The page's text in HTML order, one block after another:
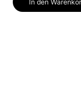
In den